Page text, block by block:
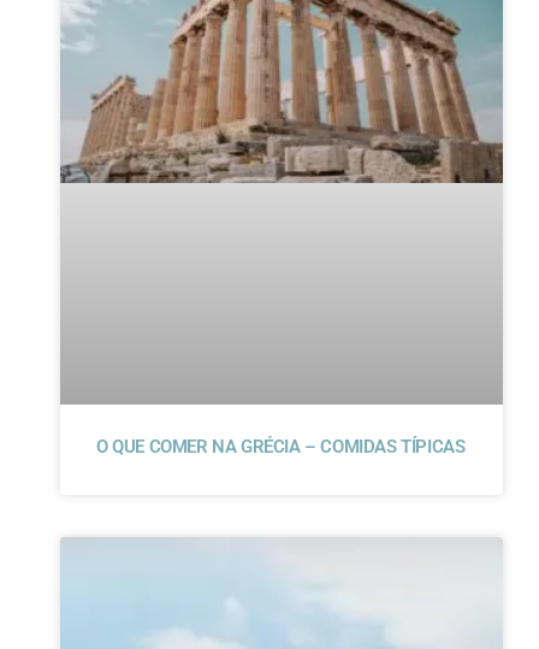
O QUE COMER NA GRÉCIA – COMIDAS TÍPICAS